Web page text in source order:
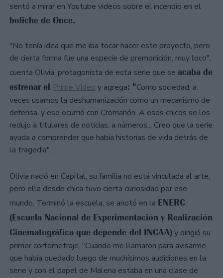
sentó a mirar en Youtube videos sobre el incendio en el
boliche de Once.
"No tenía idea que me iba tocar hacer este proyecto, pero
de cierta forma fue una especie de premonición, muy loco",
cuenta Olivia, protagonista de esta serie que se acaba de
estrenar el Prime Video y agrega: "Como sociedad, a
veces usamos la deshumanización como un mecanismo de
defensa, y eso ocurrió con Cromañón. A esos chicos se los
redujo a titulares de noticias, a números... Creo que la serie
ayuda a comprender que había historias de vida detrás de
la tragedia".
Olivia nació en Capital, su familia no está vinculada al arte,
pero ella desde chica tuvo cierta curiosidad por ese
mundo. Terminó la escuela, se anotó en la ENERC
(Escuela Nacional de Experimentación y Realización
Cinematográfica que depende del INCAA)y dirigió su
primer cortometraje. "Cuando me llamaron para avisarme
que había quedado luego de muchísimos audiciones en la
serie y con el papel de Malena estaba en una clase de